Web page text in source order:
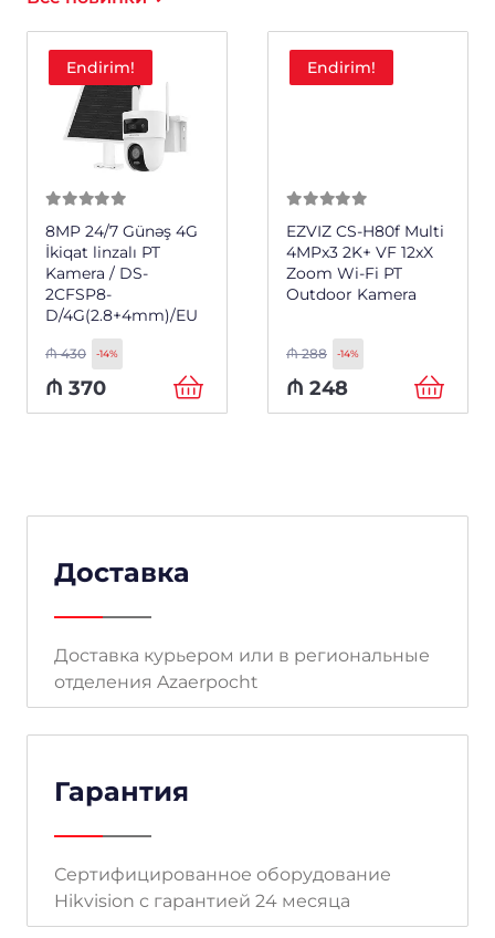
Endirim!
8MP 24/7 Günəş 4G
İkiqat linzalı PT
Kamera / DS-
2CFSP8-
D/4G(2.8+4mm)/EU
₼430 -14%
₼ 370
Endirim!
EZVIZ CS-H80f Multi
4MPx3 2K+ VF 12xX
Zoom Wi-Fi PT
Outdoor Kamera
₼288 -14%
₼ 248
Доставка
Доставка курьером или в региональные
отделения Azaerpocht
Гарантия
Сертифицированное оборудование
Hikvision с гарантией 24 месяца